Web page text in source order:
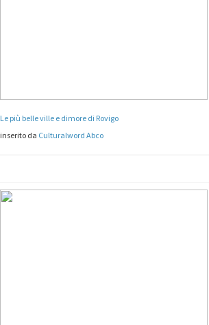
Le più belle ville e dimore di Rovigo
inserito da Culturalword Abco